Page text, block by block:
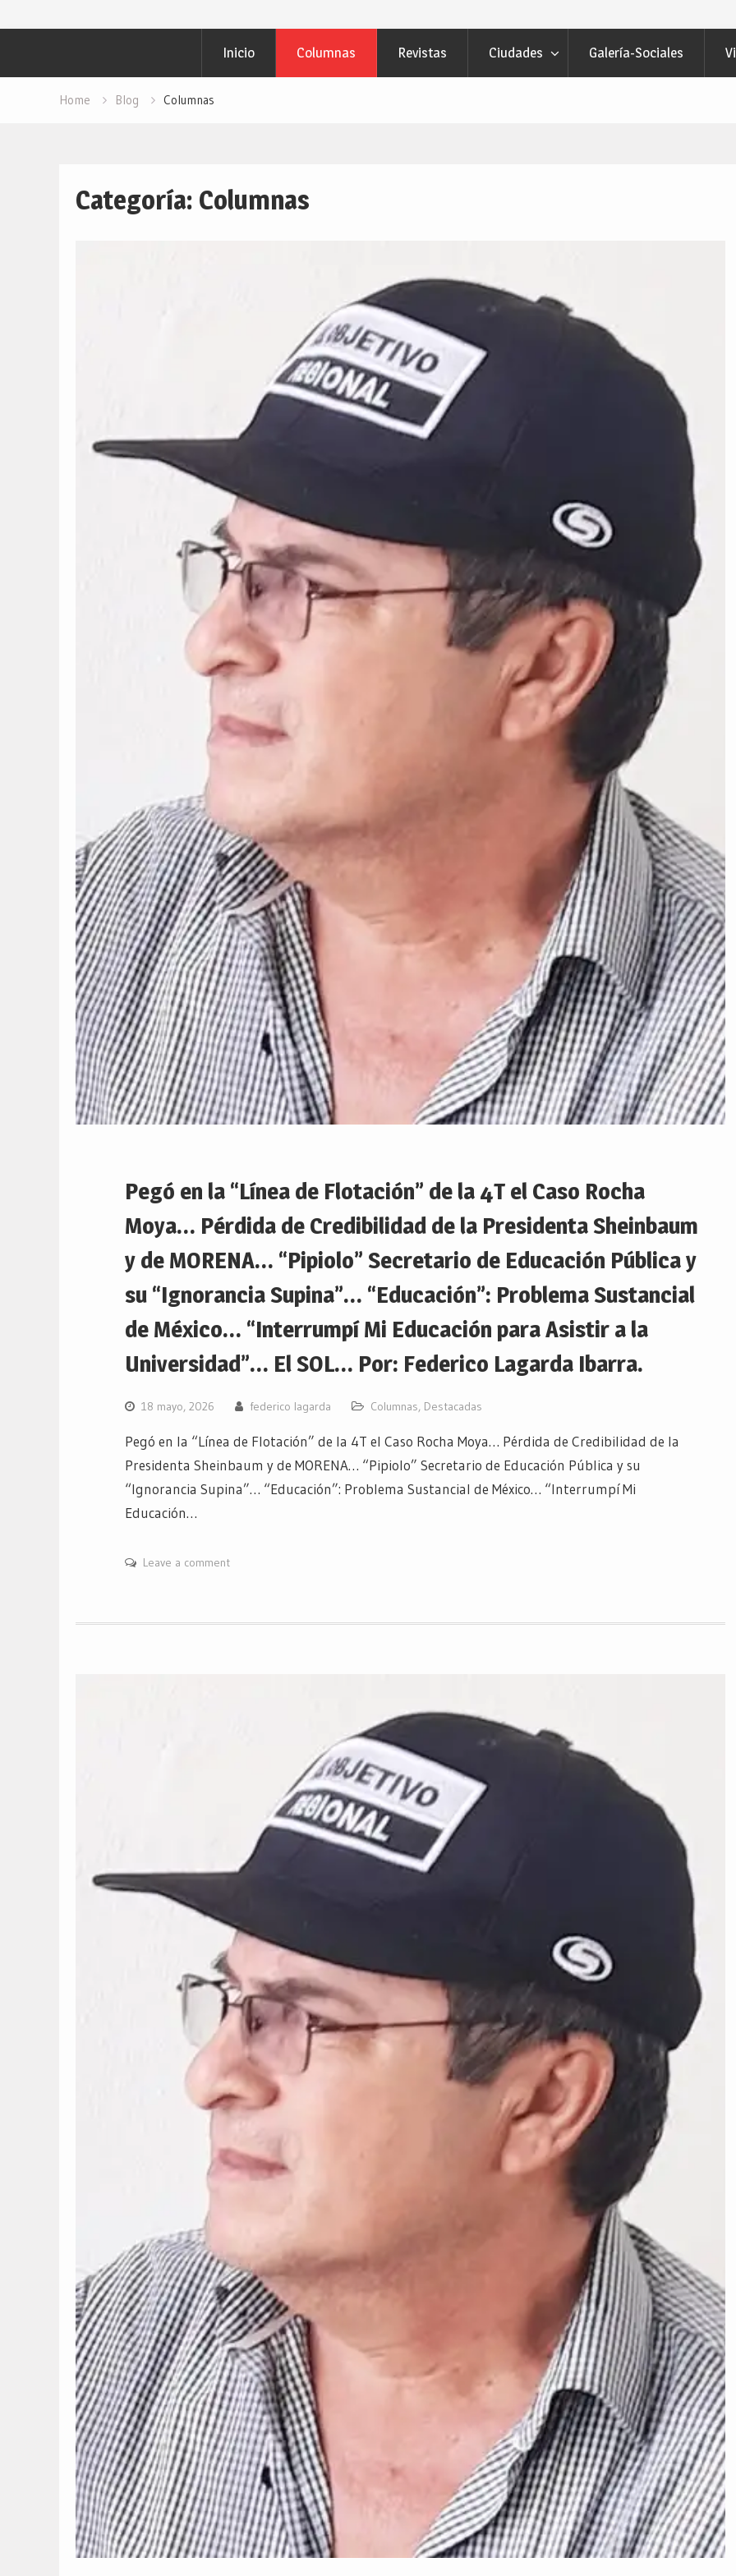
Inicio Columnas Revistas Ciudades Galería-Sociales
Home Blog Columnas
Categoría: Columnas
Pegó en la “Línea de Flotación” de la 4T el Caso Rocha
Moya… Pérdida de Credibilidad de la Presidenta Sheinbaum
y de MORENA… “Pipiolo” Secretario de Educación Pública y
su “Ignorancia Supina”… “Educación”: Problema Sustancial
de México… “Interrumpí Mi Educación para Asistir a la
Universidad”… El SOL… Por: Federico Lagarda Ibarra.
18 mayo, 2026 federico lagarda Columnas, Destacadas
Pegó en la “Línea de Flotación” de la 4T el Caso Rocha Moya… Pérdida de Credibilidad de la
Presidenta Sheinbaum y de MORENA… “Pipiolo” Secretario de Educación Pública y su
“Ignorancia Supina”… “Educación”: Problema Sustancial de México… “Interrumpí Mi
Educación…
Leave a comment